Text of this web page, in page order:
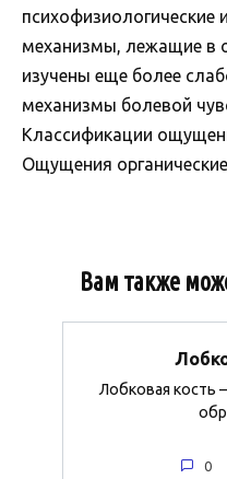
психофизиологические
механизмы, лежащие в
изучены еще более
механизмы болевой
Классификации
Ощущения
Вам также
Лобковая кость
0